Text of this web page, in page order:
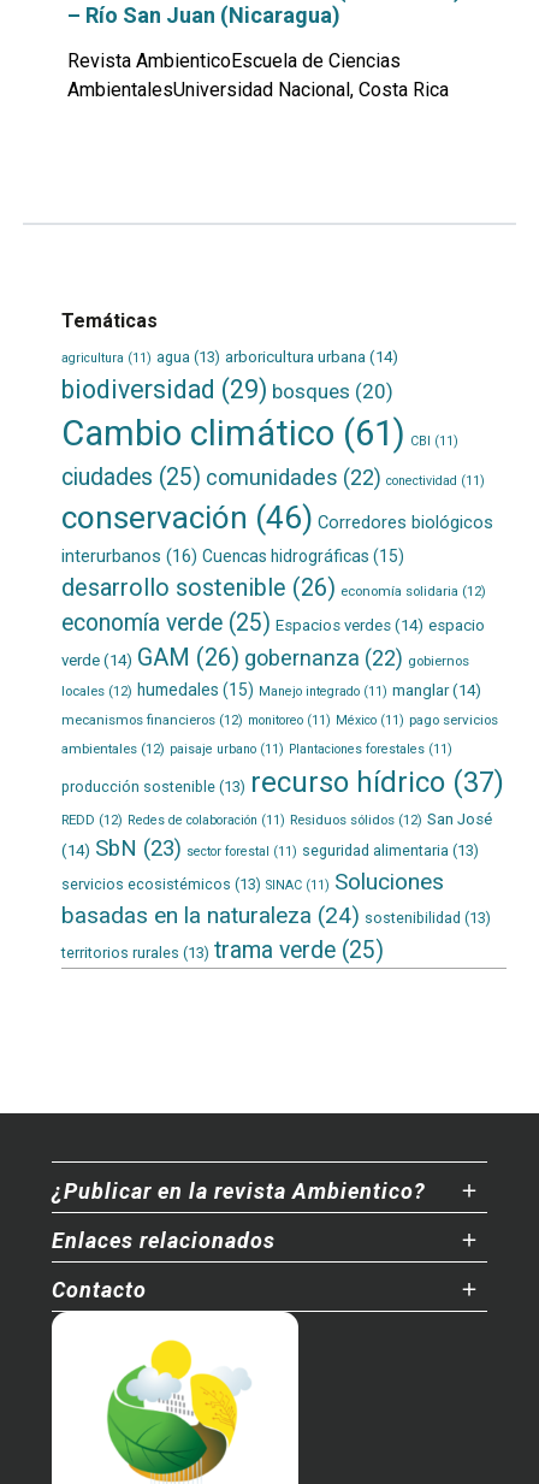
– Río San Juan (Nicaragua)
Revista AmbienticoEscuela de Ciencias
AmbientalesUniversidad Nacional, Costa Rica
Temáticas
agricultura (11) agua (13) arboricultura urbana(14)
biodiversidad (29) bosques (20)
Cambio climático (61) CBI (11)
ciudades (25) comunidades (22) conectividad (11)
conservación (46) Corredores biológicos
interurbanos (16) Cuencas hidrográficas (15)
desarrollo sostenible (26) economía solidaria (12)
economía verde(25) Espacios verdes(14) espacio
verde(14) GAM (26) gobernanza (22) gobiernos
locales(12) humedales (15) Manejo integrado(11) manglar(14)
mecanismos financieros(12) monitoreo(11) México(11) pago servicios
ambientales(12) paisaje urbano(11) Plantaciones forestales(11)
producción sostenible(13) recurso hídrico(37)
REDD (12) Redes de colaboración (11) Residuos sólidos(12) San José
(14) SbN (23) sector forestal (11) seguridad alimentaria (13)
servicios ecosistémicos (13) SINAC(11) Soluciones
basadas en la naturaleza (24) sostenibilidad (13)
territorios rurales (13) trama verde(25)
¿Publicar en la revista Ambientico?
Enlaces relacionados
Contacto